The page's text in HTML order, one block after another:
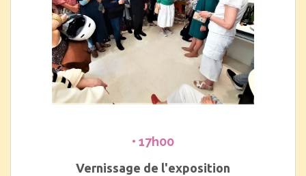
• 17h00
Vernissage de l'exposition